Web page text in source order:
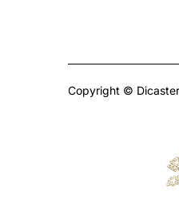
Copyright ©